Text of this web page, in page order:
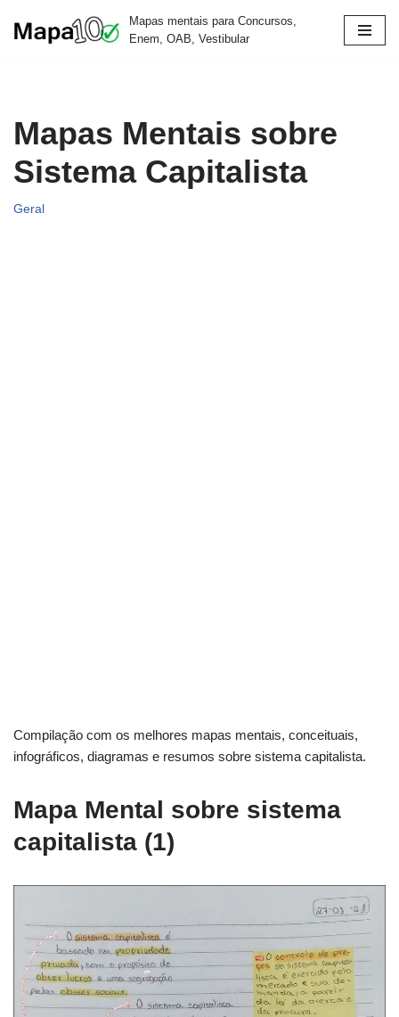
Mapas mentais para Concursos,
Enem, OAB, Vestibular
Mapas Mentais sobre
Sistema Capitalista
Geral
Compilação com os melhores mapas mentais, conceituais,
infográficos, diagramas e resumos sobre sistema capitalista.
Mapa Mental sobre sistema
capitalista (1)